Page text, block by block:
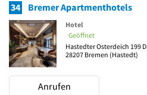
34 Bremer Apartmenthotels
Hotel
Geöffnet
Hastedter Osterdeich 199 D
28207 Bremen (Hastedt)
Anrufen